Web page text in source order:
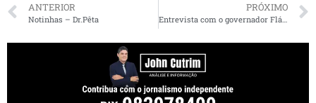
ANTERIOR
Notinhas – Dr.Pêta
PRÓXIMO
Entrevista com o governador Flávio Dino nesta segunda-feira na Difusora